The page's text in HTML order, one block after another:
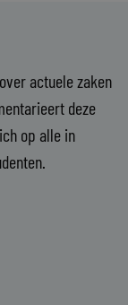
actuele zaken
deze
op alle in